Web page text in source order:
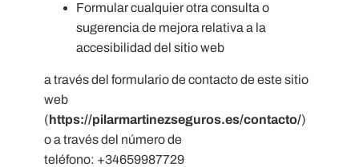
Formular cualquier otra consulta o
sugerencia de mejora relativa a la
accesibilidad del sitio web
a través del formulario de contacto de este sitio
web
(https://pilarmartinezseguros.es/contacto/)
o a través del número de
teléfono: +34659987729